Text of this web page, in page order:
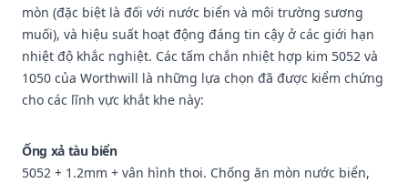
mòn (đặc biệt là đối với nước biển và môi trường sương
muối), và hiệu suất hoạt động đáng tin cậy ở các giới hạn
nhiệt độ khắc nghiệt. Các tấm chắn nhiệt hợp kim 5052 và
1050 của Worthwill là những lựa chọn đã được kiểm chứng
cho các lĩnh vực khắt khe này:
Ống xả tàu biển
5052 + 1.2mm + vân hình thoi. Chống ăn mòn nước biển,